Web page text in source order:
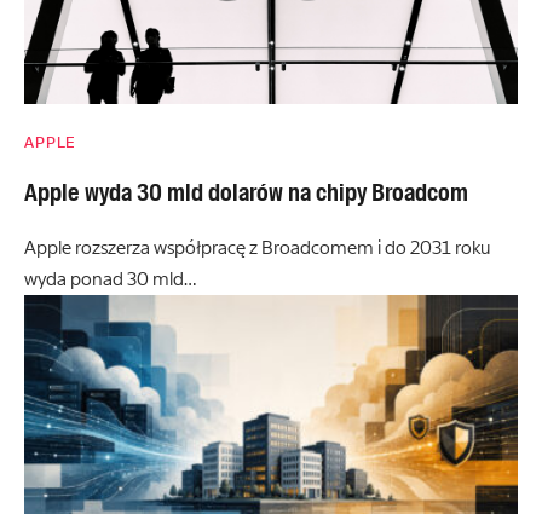
APPLE
Apple wyda 30 mld dolarów na chipy Broadcom
Apple rozszerza współpracę z Broadcomem i do 2031 roku
wyda ponad 30 mld…